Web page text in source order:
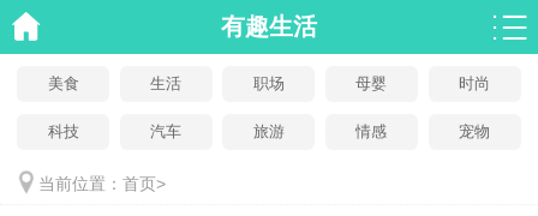
有趣生活
美食 生活 职场 母婴 时尚
科技 汽车 旅游 情感 宠物
当前位置： 首页>